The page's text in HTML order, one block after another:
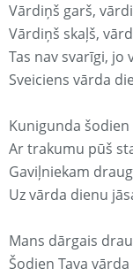
Vārdiņš garš,
Vārdiņš skaļš,
Tas nav svarīgi, jo
Sveiciens vārda
Kunigunda šodien
Ar trakumu pūš
Gaviļniekam
Uz vārda dienu
Mans dārgais
Šodien Tava